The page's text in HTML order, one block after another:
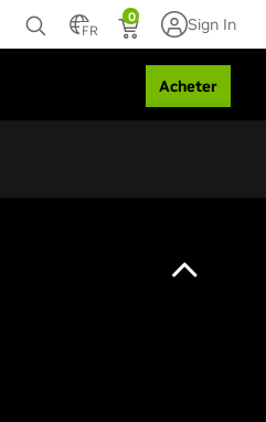
FR
0 Sign In
Acheter